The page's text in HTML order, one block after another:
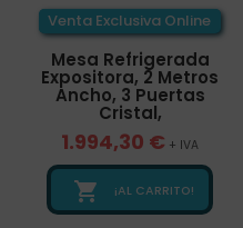
Venta Exclusiva Online
Mesa Refrigerada
Expositora, 2 Metros
Ancho, 3 Puertas
Cristal,
1.994,30 € + IVA
 ¡AL CARRITO!